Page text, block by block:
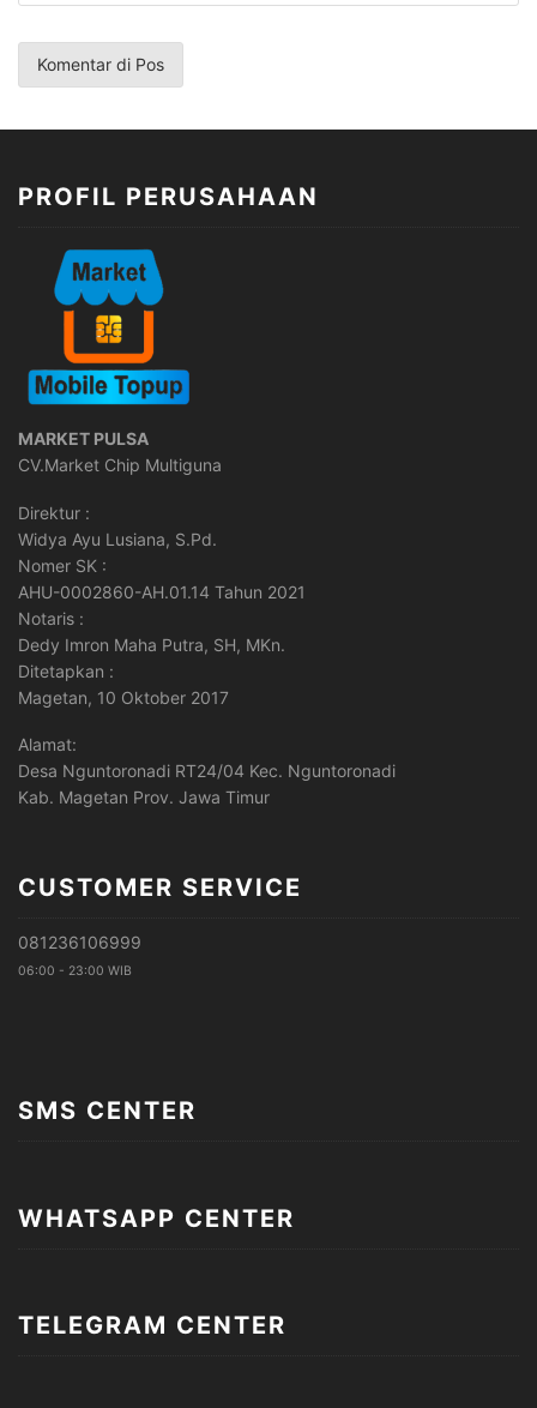
PROFIL PERUSAHAAN
MARKET PULSA
CV.Market Chip Multiguna
Direktur :
Widya Ayu Lusiana, S.Pd.
Nomer SK :
AHU-0002860-AH.01.14 Tahun 2021
Notaris :
Dedy Imron Maha Putra, SH, MKn.
Ditetapkan :
Magetan, 10 Oktober 2017
Alamat:
Desa Nguntoronadi RT24/04 Kec. Nguntoronadi
Kab. Magetan Prov. Jawa Timur
CUSTOMER SERVICE
081236106999
06:00 - 23:00 WIB
SMS CENTER
WHATSAPP CENTER
TELEGRAM CENTER